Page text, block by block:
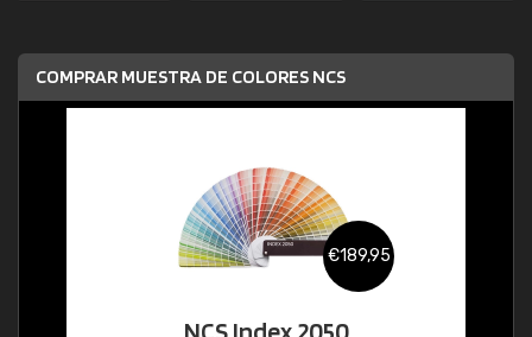
COMPRAR MUESTRA DE COLORES NCS
€189,95